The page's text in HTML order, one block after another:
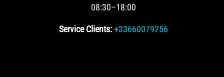
08:30–18:00
Service Clients: +33660079256